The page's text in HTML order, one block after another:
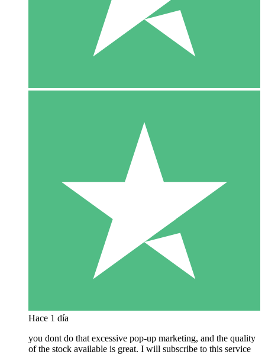
Hace 1 día
you dont do that excessive pop-up marketing, and the quality
of the stock available is great. I will subscribe to this service